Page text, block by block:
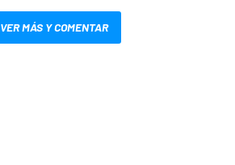
VER MÁS Y COMENTAR